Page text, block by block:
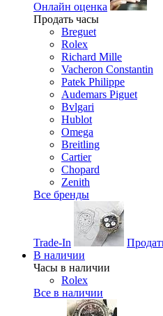
Онлайн оценка
Продать часы
Breguet
Rolex
Richard Mille
Vacheron Constantin
Patek Philippe
Audemars Piguet
Bvlgari
Hublot
Omega
Breitling
Cartier
Chopard
Zenith
Все бренды
Trade-In
В наличии
Часы в наличии
Rolex
Все в наличии